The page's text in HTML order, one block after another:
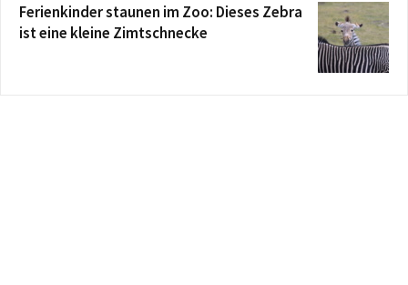
Ferienkinder staunen im Zoo: Dieses Zebra
ist eine kleine Zimtschnecke